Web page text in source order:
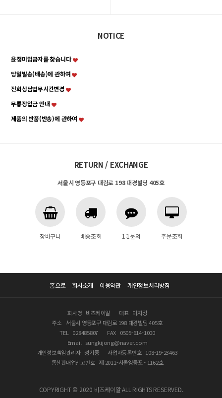
NOTICE
윤정미입금자를 찾습니다
당일발송(배송)에 관하여
전화상담업무시간변경
무통장입금 안내
제품의 반품(반송)에 관하여
RETURN / EXCHANGE
서울시 영등포구 대림로 198 대경빌딩 405호
장바구니 배송조회 1:1문의 주문조회
홈으로 회사소개 이용약관 개인정보처리방침
회사명 비즈케이알 대표 이지정
주소
서울시 영등포구 대림로 198 대경빌딩 405호
TEL 028485807 FAX 0505-614-1000
Email sungkijong@naver.com
개인정보책임관리자 성기종 사업자등록번호 108-19-23463
통신판매업신고번호 제 2011-서울영등포 - 1162호
COPYRIGHT © 2020 비즈케이알 ALL RIGHTS RESERVED.